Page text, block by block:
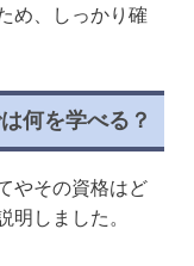
め、しっかり確
何を学べる？
やその資格はど
明しました。